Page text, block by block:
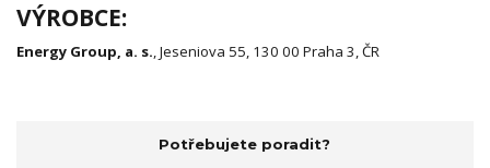
VÝROBCE:
Energy Group, a. s., Jeseniova 55, 130 00 Praha 3, ČR
Potřebujete poradit?